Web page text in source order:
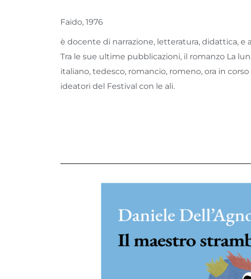
Faido, 1976
è docente di narrazione, letteratura, didattica, e
Tra le sue ultime pubblicazioni, il romanzo La
italiano, tedesco, romancio, romeno, ora in
ideatori del Festival con le ali.